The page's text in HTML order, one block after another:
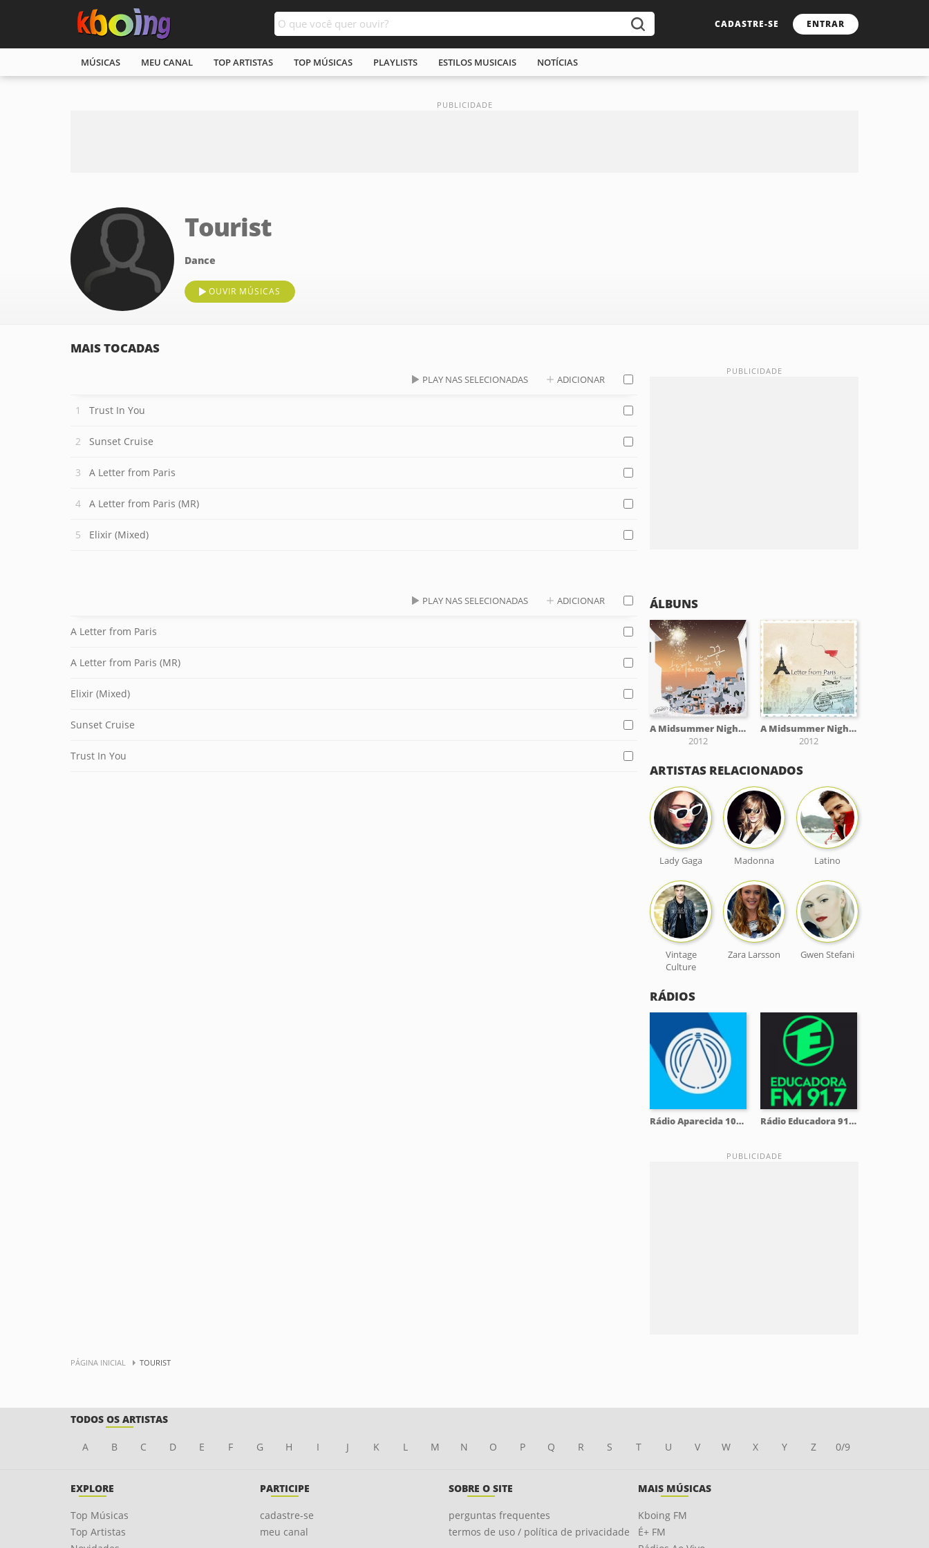
CADASTRE-SE ENTRAR
MÚSICAS MEU CANAL TOP ARTISTAS TOP MÚSICAS PLAYLISTS ESTILOS MUSICAIS NOTÍCIAS
Tourist
Dance
OUVIR MÚSICAS
MAIS TOCADAS
PLAY NAS SELECIONADAS ADICIONAR
Trust In You
Sunset Cruise
A Letter from Paris
A Letter from Paris (MR)
Elixir (Mixed)
PLAY NAS SELECIONADAS ADICIONAR
A Letter from Paris
A Letter from Paris (MR)
Elixir (Mixed)
Sunset Cruise
Trust In You
ÁLBUNS
A Midsummer Night's Dream Part.1
2012
A Midsummer Night's Dream Part.3
2012
ARTISTAS RELACIONADOS
Lady Gaga Madonna Latino
Vintage
Culture
Zara Larsson Gwen Stefani
RÁDIOS
Rádio Aparecida 104.3 FM Rádio Educadora 91.7 FM
PÁGINA INICIAL TOURIST
TODOS OS ARTISTAS
A B C D E F G H I J K L M N O P Q R S T U V W X Y Z 0/9
EXPLORE
Top Músicas
Top Artistas
PARTICIPE
cadastre-se
meu canal
SOBRE O SITE
perguntas frequentes
termos de uso / política de privacidade
MAIS MÚSICAS
Kboing FM
É+ FM